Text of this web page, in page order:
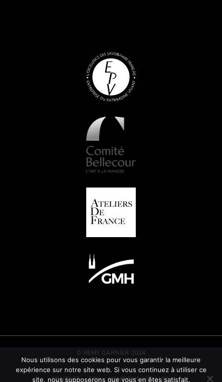
© REMY GARNIER 2024
CONTACT CGV MENTIONS LÉGALES
Nous utilisons des cookies pour vous garantir la meilleure
expérience sur notre site web. Si vous continuez à utiliser ce
site, nous supposerons que vous en êtes satisfait.